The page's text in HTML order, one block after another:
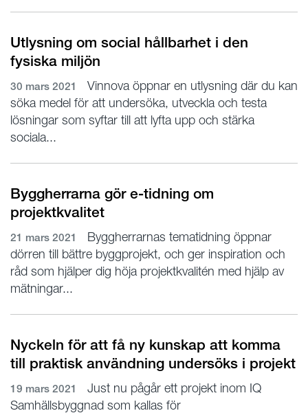
Utlysning om social hållbarhet i den
fysiska miljön
30 mars 2021
Vinnova öppnar en utlysning där du kan
söka medel för att undersöka, utveckla och testa
lösningar som syftar till att lyfta upp och stärka
sociala...
Byggherrarna gör e-tidning om
projektkvalitet
21 mars 2021
Byggherrarnas tematidning öppnar
dörren till bättre byggprojekt, och ger inspiration och
råd som hjälper dig höja projektkvalitén med hjälp av
mätningar...
Nyckeln för att få ny kunskap att komma
till praktisk användning undersöks i projekt
19 mars 2021
Just nu pågår ett projekt inom IQ
Samhällsbyggnad som kallas för